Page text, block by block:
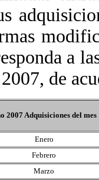
a
de
2007 Adquisiciones del mes
Enero
Febrero
Marzo